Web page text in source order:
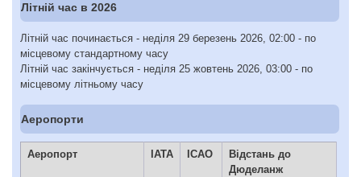
Літній час в 2026
Літній час починається - неділя 29 березень 2026, 02:00 - по
місцевому стандартному часу
Літній час закінчується - неділя 25 жовтень 2026, 03:00 - по
місцевому літньому часу
Аеропорти
Аеропорт IATA ICAO
Відстань до
Дюделанж